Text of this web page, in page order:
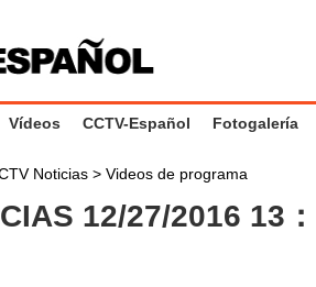
Vídeos CCTV-Español Fotogalería
Noticias > Videos de programa
12/27/2016 13